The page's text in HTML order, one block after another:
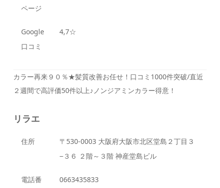
ページ
Google
口コミ
4,7☆
カラー再来９０％★髪質改善お任せ！口コミ1000件突破/直近
２週間で高評価50件以上♪ノンジアミンカラー得意！
リラエ
住所
〒530-0003 大阪府大阪市北区堂島２丁目３
−３６ ２階～３階 神産堂島ビル
電話番
0663435833